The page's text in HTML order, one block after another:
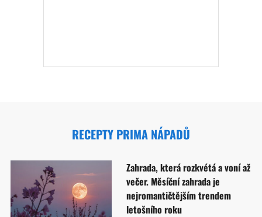
RECEPTY PRIMA NÁPADŮ
Zahrada, která rozkvétá a voní až
večer. Měsíční zahrada je
nejromantičtějším trendem
letošního roku